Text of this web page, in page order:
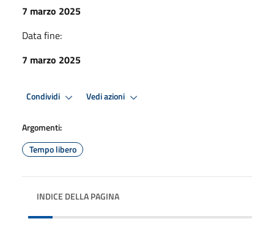
7 marzo 2025
Data fine:
7 marzo 2025
Condividi Vedi azioni
Argomenti:
Tempo libero
INDICE DELLA PAGINA